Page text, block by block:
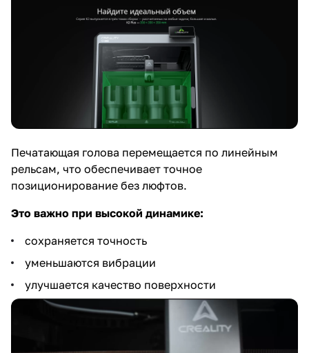
Печатающая голова перемещается по линейным
рельсам, что обеспечивает точное
позиционирование без люфтов.
Это важно при высокой динамике:
сохраняется точность
уменьшаются вибрации
улучшается качество поверхности